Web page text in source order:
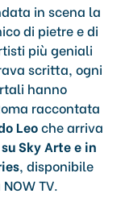
in scena la
di pietre e di
più geniali
scritta, ogni
hanno
raccontata
Leoche arriva
Sky Arte e in
, disponibile
TV.